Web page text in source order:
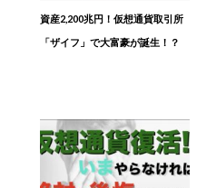
資産2,200兆円！仮想通貨取引所
「ザイフ」で大富豪が誕生！？